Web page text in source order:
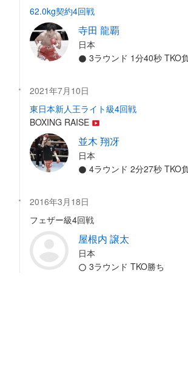
62.0kg契約4回戦
寺田 龍覇
日本
3ラウンド 1分40秒 TKO
2021年7月10日
東日本新人王ライト級4回戦
BOXING RAISE
並木 翔冴
日本
4ラウンド 2分27秒 TKO
2016年3月18日
フェザー級4回戦
屋根内 譲太
日本
3ラウンド TKO勝ち